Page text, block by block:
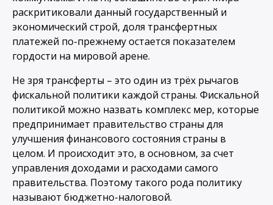
раскритиковали данный государственный и
экономический строй, доля трансфертных
платежей по-прежнему остается показателем
гордости на мировой арене.
Не зря трансферты – это один из трёх рычагов
фискальной политики каждой страны. Фискальной
политикой можно назвать комплекс мер, которые
предпринимает правительство страны для
улучшения финансового состояния страны в
целом. И происходит это, в основном, за счет
управления доходами и расходами самого
правительства. Поэтому такого рода политику
называют бюджетно-налоговой.